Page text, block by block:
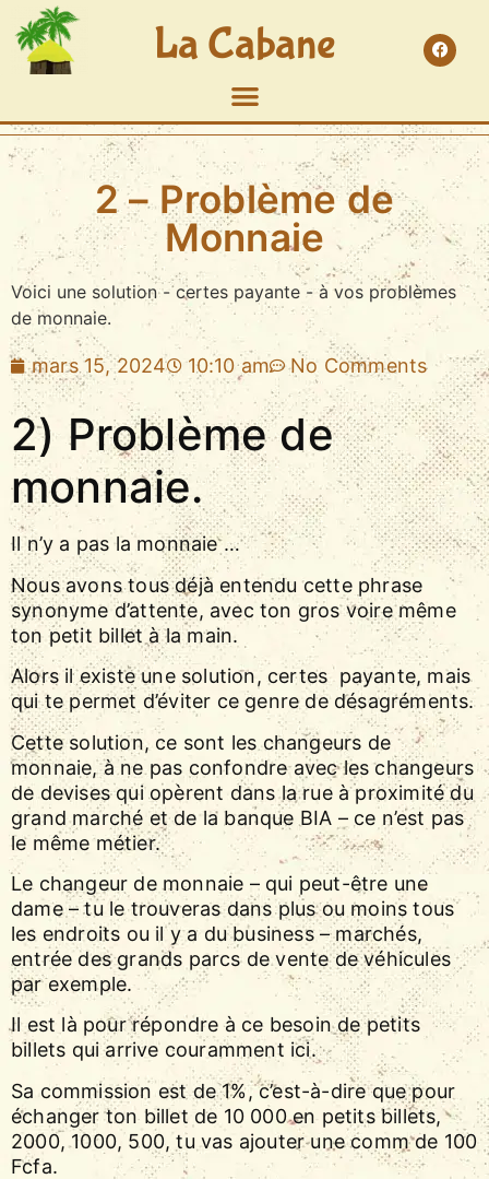
La Cabane
2 – Problème de
Monnaie
Voici une solution - certes payante - à vos problèmes
de monnaie.
mars 15, 2024 10:10 am No Comments
2) Problème de
monnaie.
Il n’y a pas la monnaie …
Nous avons tous déjà entendu cette phrase
synonyme d’attente, avec ton gros voire même
ton petit billet à la main.
Alors il existe une solution, certes payante, mais
qui te permet d’éviter ce genre de désagréments.
Cette solution, ce sont les changeurs de
monnaie, à ne pas confondre avec les changeurs
de devises qui opèrent dans la rue à proximité du
grand marché et de la banque BIA – ce n’est pas
le même métier.
Le changeur de monnaie – qui peut-être une
dame – tu le trouveras dans plus ou moins tous
les endroits ou il y a du business – marchés,
entrée des grands parcs de vente de véhicules
par exemple.
Il est là pour répondre à ce besoin de petits
billets qui arrive couramment ici.
Sa commission est de 1%, c’est-à-dire que pour
échanger ton billet de 10 000 en petits billets,
2000, 1000, 500, tu vas ajouter une comm de 100
Fcfa.